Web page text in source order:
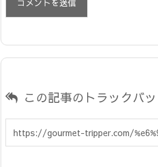
この記事のトラックバ